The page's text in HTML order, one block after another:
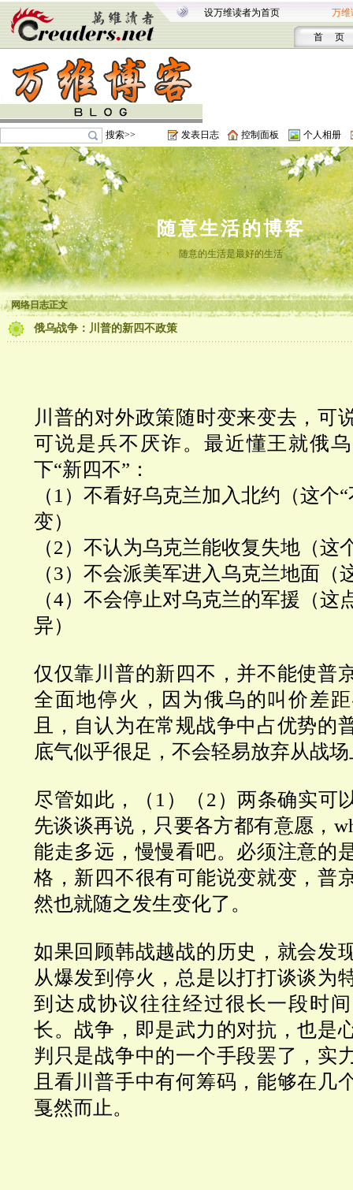
设万维读者为首页 万维
首 页
搜索>> 发表日志 控制面板 个人相册
随意生活的博客
随意的生活是最好的生活
网络日志正文
俄乌战争：川普的新四不政策
川普的对外政策随时变来变去，可
可说是兵不厌诈。最近懂王就俄
下“新四不”：
（1）不看好乌克兰加入北约（这个
变）
（2）不认为乌克兰能收复失地（这
（3）不会派美军进入乌克兰地面（
（4）不会停止对乌克兰的军援（这
异）
仅仅靠川普的新四不，并不能使普
全面地停火，因为俄乌的叫价差
且，自认为在常规战争中占优势的
底气似乎很足，不会轻易放弃从战
尽管如此，（1）（2）两条确实可
先谈谈再说，只要各方都有意愿，
能走多远，慢慢看吧。必须注意的
格，新四不很有可能说变就变，普
然也就随之发生变化了。
如果回顾韩战越战的历史，就会发
从爆发到停火，总是以打打谈谈为
到达成协议往往经过很长一段时
长。战争，即是武力的对抗，也是
判只是战争中的一个手段罢了，实
且看川普手中有何筹码，能够在几
戛然而止。